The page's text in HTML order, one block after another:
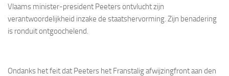
Vlaams minister-president Peeters ontvlucht zijn
verantwoordelijkheid inzake de staatshervorming. Zijn benadering
is ronduit ontgoochelend.
Ondanks het feit dat Peeters het Franstalig afwijzingfront aan den